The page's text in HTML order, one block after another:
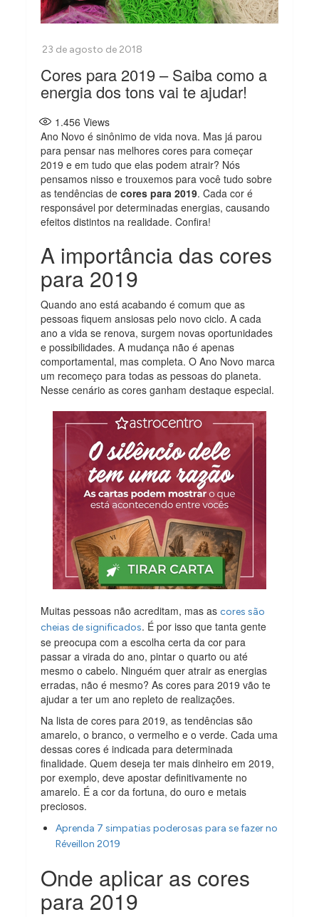
Cores para 2019 – Saiba como a
energia dos tons vai te ajudar!
1.456 Views
Ano Novo é sinônimo de vida nova. Mas já parou
para pensar nas melhores cores para começar
2019 e em tudo que elas podem atrair? Nós
pensamos nisso e trouxemos para você tudo sobre
as tendências decores para 2019. Cada cor é
responsável por determinadas energias, causando
efeitos distintos na realidade. Confira!
A importância das cores
para 2019
Quando ano está acabando é comum que as
pessoas fiquem ansiosas pelo novo ciclo. A cada
ano a vida se renova, surgem novas oportunidades
e possibilidades. A mudança não é apenas
comportamental, mas completa. O Ano Novo marca
um recomeço para todas as pessoas do planeta.
Nesse cenário as cores ganham destaque especial.
Muitas pessoas não acreditam, mas ascores são
cheias de significados. É por isso que tanta gente
se preocupa com a escolha certa da cor para
passar a virada do ano, pintar o quarto ou até
mesmo o cabelo. Ninguém quer atrair as energias
erradas, não é mesmo? As cores para 2019 vão te
ajudar a ter um ano repleto de realizações.
Na lista de cores para 2019, as tendências são
amarelo, o branco, o vermelho e o verde. Cada uma
dessas cores é indicada para determinada
finalidade. Quem deseja ter mais dinheiro em 2019,
por exemplo, deve apostar definitivamente no
amarelo. É a cor da fortuna, do ouro e metais
preciosos.
Aprenda 7 simpatias poderosas para se fazer no
Réveillon 2019
Onde aplicar as cores
para 2019